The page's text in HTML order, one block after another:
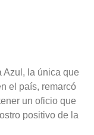
Azul, la única que
el país, remarcó
un oficio que
positivo de la